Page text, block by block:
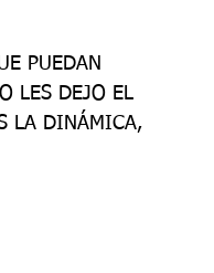
PUEDAN
LES DEJO EL
LA DINÁMICA,